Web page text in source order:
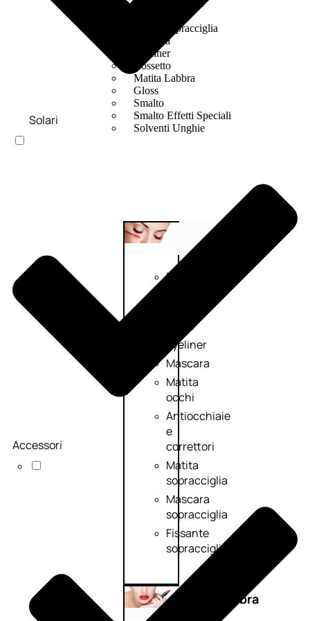
Bb E Cc Cream
Matita Occhi
Matita Sopracciglia
Mascara
Eyeliner
Rossetto
Matita Labbra
Gloss
Smalto
Smalto Effetti Speciali
Solventi Unghie
Palette
occhi
Eyeliner
Mascara
Matita
occhi
Antiocchiaie
e
correttori
Matita
sopracciglia
Mascara
sopracciglia
Fissante
sopracciglia
Labbra
Solari
Accessori